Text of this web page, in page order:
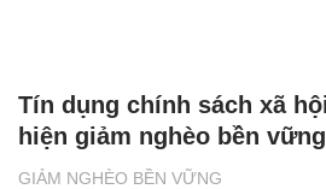
GIẢM NGHÈO BỀN VỮNG
Tín dụng chính sách xã
hiện giảm nghèo bền vững